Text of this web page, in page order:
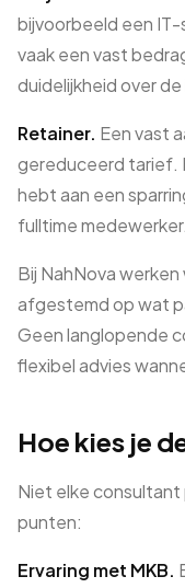
bijvoorbeeld een
vaak een vast
duidelijkheid over
Retainer. Een vast
gereduceerd tarief.
hebt aan een
fulltime medewerker.
Bij NahNova
afgestemd op wat
Geen langlopende
flexibel advies
Hoe kies je
Niet elke
punten:
Ervaring met MKB.